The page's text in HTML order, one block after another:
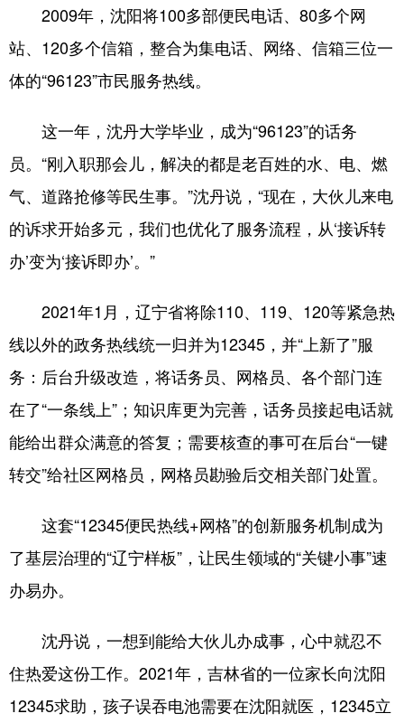
2009年，沈阳将100多部便民电话、80多个网
站、120多个信箱，整合为集电话、网络、信箱三位一
体的“96123”市民服务热线。
这一年，沈丹大学毕业，成为“96123”的话务
员。“刚入职那会儿，解决的都是老百姓的水、电、燃
气、道路抢修等民生事。”沈丹说，“现在，大伙儿来电
的诉求开始多元，我们也优化了服务流程，从‘接诉转
办’变为‘接诉即办’。”
2021年1月，辽宁省将除110、119、120等紧急热
线以外的政务热线统一归并为12345，并“上新了”服
务：后台升级改造，将话务员、网格员、各个部门连
在了“一条线上”；知识库更为完善，话务员接起电话就
能给出群众满意的答复；需要核查的事可在后台“一键
转交”给社区网格员，网格员勘验后交相关部门处置。
这套“12345便民热线+网格”的创新服务机制成为
了基层治理的“辽宁样板”，让民生领域的“关键小事”速
办易办。
沈丹说，一想到能给大伙儿办成事，心中就忍不
住热爱这份工作。2021年，吉林省的一位家长向沈阳
12345求助，孩子误吞电池需要在沈阳就医，12345立